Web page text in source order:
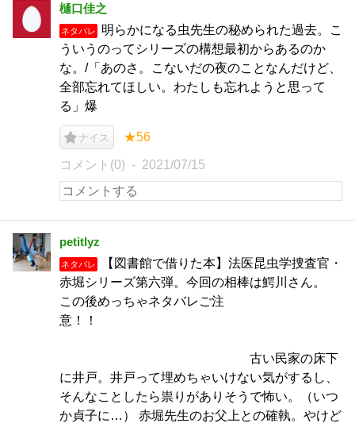
樋口佳之
ネタバレ
明らかになる虫先生の秘められた過去。こ
ういうのってシリーズの構想最初からあるのか
な。/「あのさ。こないだの夜のことなんだけど、
全部忘れてほしい。わたしも忘れようと思って
る」爆
ナイス ★56
コメント(0) 2021/07/15
petitlyz
ネタバレ
【図書館で借りた本】法医昆虫学捜査官・
赤堀シリーズ第六弾。今回の相棒は鰐川さん。
この後めっちゃネタバレご注
意！！
古い民家の床下
に井戸。井戸って埋めちゃいけない気がするし、
そんなことしたら祟りがありそうで怖い。（いつ
か貞子に…） 赤堀先生のお父上との確執。やけど